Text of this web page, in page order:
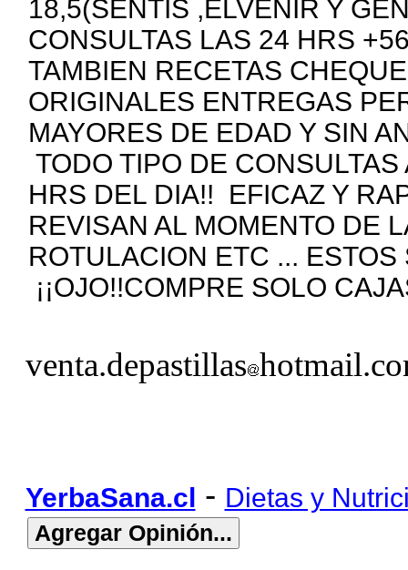
18,5(SENTIS ,ELVENIR Y
CONSULTAS LAS 24 HRS
TAMBIEN RECETAS
ORIGINALES ENTREGAS
MAYORES DE EDAD Y SIN
TODO TIPO DE
HRS DEL DIA!! EFICAZ Y
REVISAN AL MOMENTO DE
ROTULACION ETC ...
¡¡OJO!!COMPRE SOLO
venta.depastillas
YerbaSana.cl - Dietas y